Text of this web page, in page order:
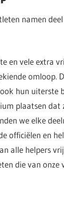
namen
en vele extra
omloop.
hun uiterste
plaatsen dat
we elke
officiëlen en
alle helpers
die van